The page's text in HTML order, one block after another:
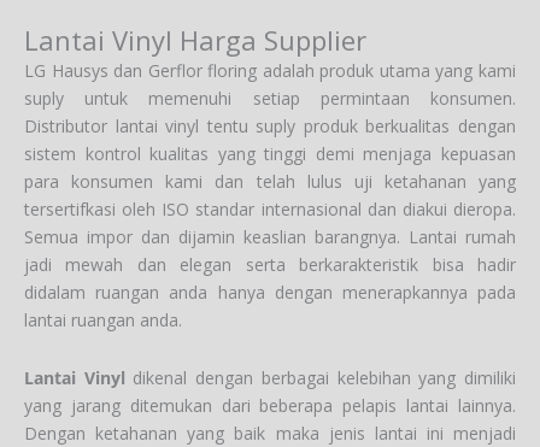
Lantai Vinyl Harga Supplier
LG Hausys dan Gerflor floring adalah produk utama yang kami
suply untuk memenuhi setiap permintaan konsumen.
Distributor lantai vinyl tentu suply produk berkualitas dengan
sistem kontrol kualitas yang tinggi demi menjaga kepuasan
para konsumen kami dan telah lulus uji ketahanan yang
tersertifkasi oleh ISO standar internasional dan diakui dieropa.
Semua impor dan dijamin keaslian barangnya. Lantai rumah
jadi mewah dan elegan serta berkarakteristik bisa hadir
didalam ruangan anda hanya dengan menerapkannya pada
lantai ruangan anda.
Lantai Vinyl dikenal dengan berbagai kelebihan yang dimiliki
yang jarang ditemukan dari beberapa pelapis lantai lainnya.
Dengan ketahanan yang baik maka jenis lantai ini menjadi